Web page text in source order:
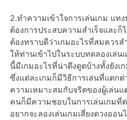
2.ทำความเข้าใจการเล่นเกม แ
ต้องการประสบความสำเร็จและก็
ต้องทราบดีว่าเกมอะไรที่สมควร
ให้ท่านเข้าไปในระบบทดลองเล่
นี้มีเกมอะไรที่น่าดึงดูดบ้างทั้งยังเ
ซึ่งแต่ละเกมก็มีวิธีการเล่นที่แตกต่
ความเหมาะสมกับจริตของผู้เล่น
คนก็มีความชอบในการเล่นเกมที่
อยากจะลองเล่นเกมเสี่ยงดวงออ